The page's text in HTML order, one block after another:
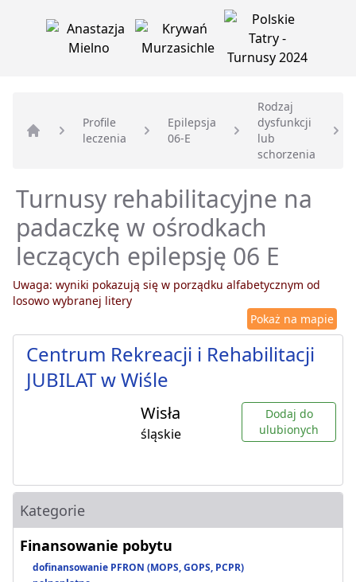
Strona główna
Profile
leczenia
Epilepsja
06-E
Rodzaj
dysfunkcji
lub
schorzenia
Turnusy rehabilitacyjne na
padaczkę w ośrodkach
leczących epilepsję 06 E
Uwaga: wyniki pokazują się w porządku alfabetycznym od
losowo wybranej litery
Pokaż na mapie
Centrum Rekreacji i Rehabilitacji
JUBILAT w Wiśle
Wisła
śląskie
Dodaj do
ulubionych
Kategorie
Finansowanie pobytu
dofinansowanie PFRON (MOPS, GOPS, PCPR)